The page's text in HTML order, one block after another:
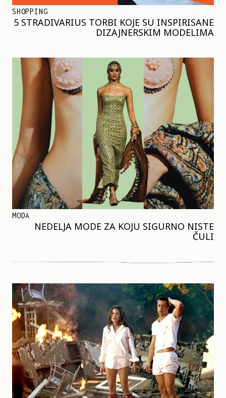
SHOPPING
5 STRADIVARIUS TORBI KOJE SU INSPIRISANE
DIZAJNERSKIM MODELIMA
MODA
NEDELJA MODE ZA KOJU SIGURNO NISTE
ČULI